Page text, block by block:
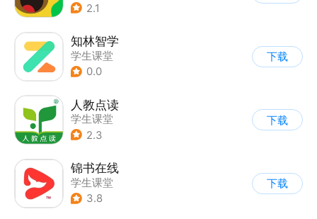
2.1
知林智学
学生课堂
0.0
下载
人教点读
学生课堂
2.3
下载
锦书在线
学生课堂
3.8
下载